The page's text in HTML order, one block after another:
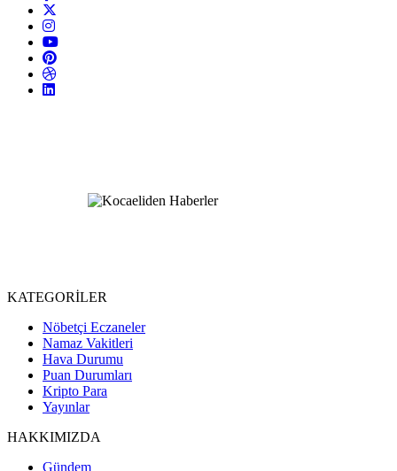
KATEGORİLER
Nöbetçi Eczaneler
Namaz Vakitleri
Hava Durumu
Puan Durumları
Kripto Para
Yayınlar
HAKKIMIZDA
Gündem